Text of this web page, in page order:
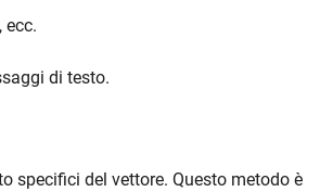
ecc.
di testo.
specifici del vettore. Questo metodo è